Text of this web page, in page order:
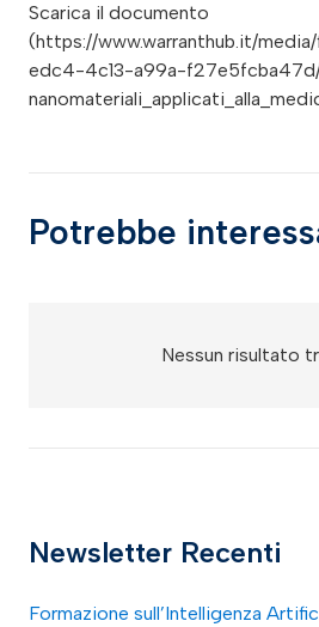
Scarica il documento
(https://www.warranthub.it/
edc4-4c13-a99a-
Potrebbe
Nessun risultato
Newsletter Recenti
Formazione sull’Intelligenza